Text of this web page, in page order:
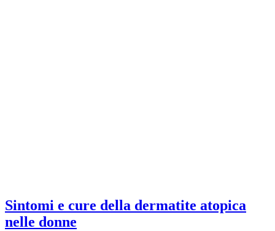
Sintomi e cure della dermatite atopica
nelle donne